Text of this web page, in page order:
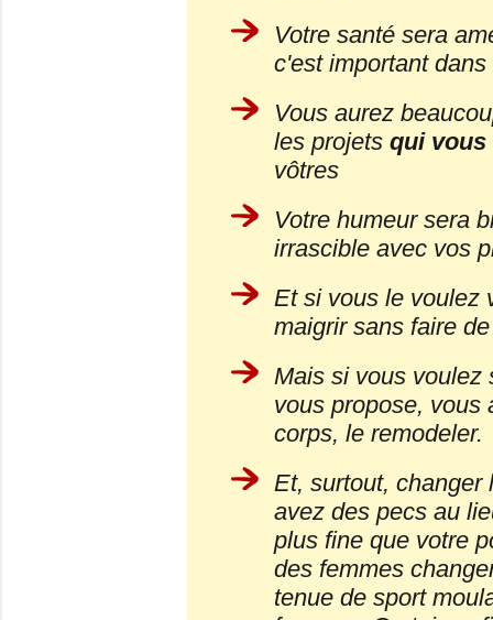
Votre santé sera
c'est important
Vous aurez
les projets qui vous
vôtres
Votre humeur sera
irrascible avec vos
Et si vous le voulez
maigrir sans faire
Mais si vous voulez
vous propose, vous
corps, le remodeler.
Et, surtout, changer
avez des pecs au
plus fine que votre
des femmes
tenue de sport